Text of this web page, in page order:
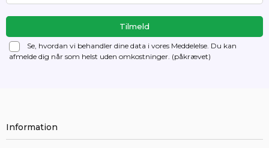
Se, hvordan vi behandler dine data i vores Meddelelse. Du kan
afmelde dig når som helst uden omkostninger. (påkrævet)
Information